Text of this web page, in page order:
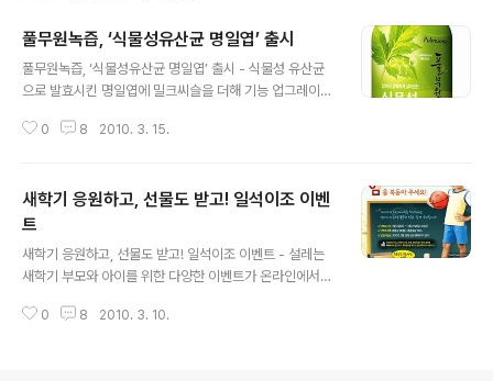
풀무원녹즙, ‘식물성유산균 명일엽’ 출시
풀무원녹즙, ‘식물성유산균 명일엽’ 출시 - 식물성 유산균
으로 발효시킨 명일엽에 밀크씨슬을 더해 기능 업그레이드
이 식물성 유산균으로 명일엽을 발효시키고 밀크씨슬 성분
유기농 명일엽에 풀무원이 독자 개발해 장까지 강력하게
살아남는 식물성유산균(L.plantarum PMO08, 특허등록
번호 10-0264361)을 넣어 발효시키고, 밀크씨슬까지 첨
가해 장(腸)과 간(肝) 건강까지 챙겨주는 유산균 음료다.
밀크씨슬은 실리마린이란 기능성분을 다량 함유한 약용식
물로, 국내 식품의약품안전청에서도 간 건강에 도움을 주
0 8 2010. 3. 15.
새학기 응원하고, 선물도 받고! 일석이조 이벤
트
새학기 응원하고, 선물도 받고! 일석이조 이벤트 - 설레는
새학기 부모와 아이를 위한 다양한 이벤트가 온라인에서
하면 덤까지 챙겨 새출발의 계절 3월이 시작되었다. 누구
0 8 2010. 3. 10.